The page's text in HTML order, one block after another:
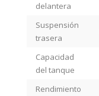
delantera
Suspensión
trasera
Capacidad
del tanque
Rendimiento